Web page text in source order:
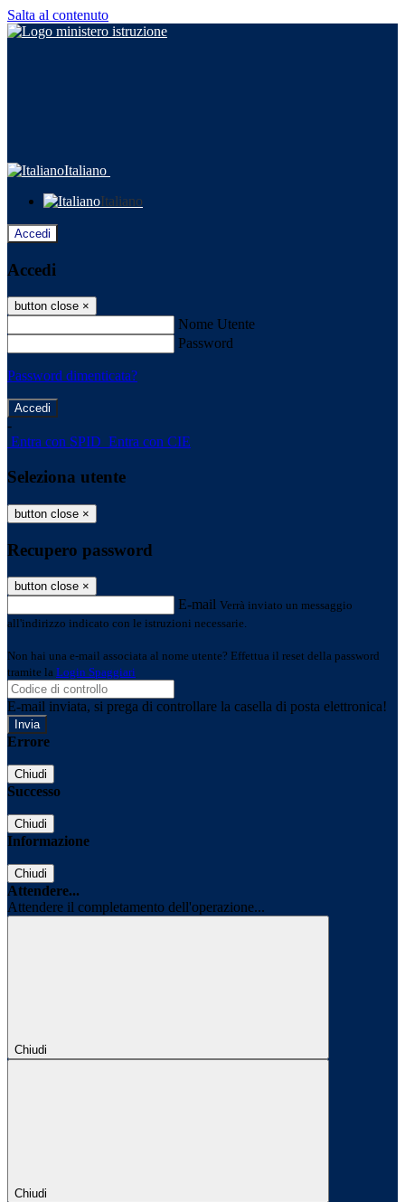
Salta al contenuto
Italiano
Italiano
Accedi
Accedi
button close ×
Nome Utente
Password
Password dimenticata?
-
Entra con SPID Entra con CIE
Seleziona utente
button close ×
Recupero password
button close ×
E-mail Verrà inviato un messaggio
all'indirizzo indicato con le istruzioni necessarie.
Non hai una e-mail associata al nome utente? Effettua il reset della password
tramite la Login Spaggiari
E-mail inviata, si prega di controllare la casella di posta elettronica!
Errore
Chiudi
Successo
Chiudi
Informazione
Chiudi
Attendere...
Attendere il completamento dell'operazione...
Chiudi
Chiudi